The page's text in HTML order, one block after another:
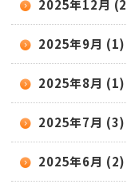
2025年12月
2025年9月 (1)
2025年8月 (1)
2025年7月 (3)
2025年6月 (2)